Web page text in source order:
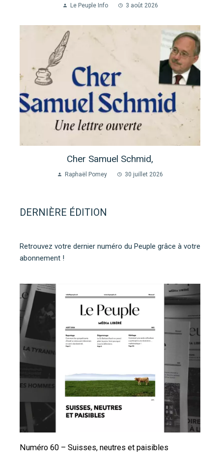
Le Peuple Info 3 août 2026
Cher Samuel Schmid,
Raphaël Pomey 30 juillet 2026
DERNIÈRE ÉDITION
Retrouvez votre dernier numéro du Peuple grâce à votre
abonnement !
Numéro 60 – Suisses, neutres et paisibles